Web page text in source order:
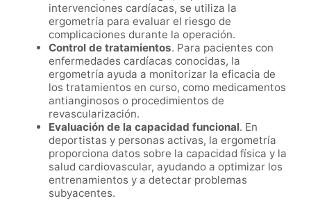
intervenciones cardíacas, se utiliza la
ergometría para evaluar el riesgo de
complicaciones durante la operación.
Control de tratamientos. Para pacientes con
enfermedades cardíacas conocidas, la
ergometría ayuda a monitorizar la eficacia de
los tratamientos en curso, como medicamentos
antianginosos o procedimientos de
revascularización.
Evaluación de la capacidad funcional. En
deportistas y personas activas, la ergometría
proporciona datos sobre la capacidad física y la
salud cardiovascular, ayudando a optimizar los
entrenamientos y a detectar problemas
subyacentes.